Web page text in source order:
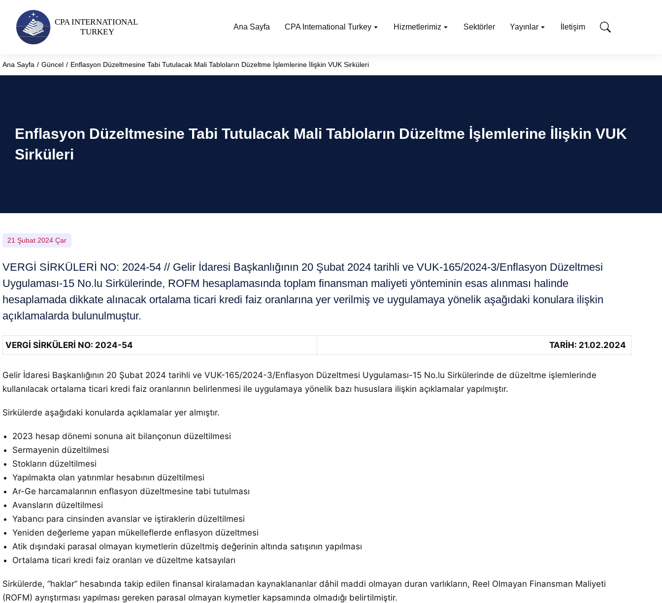
Ana Sayfa CPA International Turkey Hizmetlerimiz Sektörler Yayınlar İletişim
You are here:
Ana Sayfa Güncel Enflasyon Düzeltmesine Tabi Tutulacak Mali Tabloların Düzeltme İşlemlerine İlişkin VUK Sirküleri
Enflasyon Düzeltmesine Tabi Tutulacak Mali Tabloların Düzeltme İşlemlerine İlişkin VUK
Sirküleri
21 Şubat 2024 Çar
VERGİ SİRKÜLERİ NO: 2024-54 // Gelir İdaresi Başkanlığının 20 Şubat 2024 tarihli ve VUK-165/2024-3/Enflasyon Düzeltmesi
Uygulaması-15 No.lu Sirkülerinde, ROFM hesaplamasında toplam finansman maliyeti yönteminin esas alınması halinde
hesaplamada dikkate alınacak ortalama ticari kredi faiz oranlarına yer verilmiş ve uygulamaya yönelik aşağıdaki konulara ilişkin
açıklamalarda bulunulmuştur.
VERGİ SİRKÜLERİ NO: 2024-54 TARİH: 21.02.2024
Gelir İdaresi Başkanlığının 20 Şubat 2024 tarihli ve VUK-165/2024-3/Enflasyon Düzeltmesi Uygulaması-15 No.lu Sirkülerinde de düzeltme işlemlerinde
kullanılacak ortalama ticari kredi faiz oranlarının belirlenmesi ile uygulamaya yönelik bazı hususlara ilişkin açıklamalar yapılmıştır.
Sirkülerde aşağıdaki konularda açıklamalar yer almıştır.
2023 hesap dönemi sonuna ait bilançonun düzeltilmesi
Sermayenin düzeltilmesi
Stokların düzeltilmesi
Yapılmakta olan yatırımlar hesabının düzeltilmesi
Ar-Ge harcamalarının enflasyon düzeltmesine tabi tutulması
Avansların düzeltilmesi
Yabancı para cinsinden avanslar ve iştiraklerin düzeltilmesi
Yeniden değerleme yapan mükelleflerde enflasyon düzeltmesi
Atik dışındaki parasal olmayan kıymetlerin düzeltmiş değerinin altında satışının yapılması
Ortalama ticari kredi faiz oranları ve düzeltme katsayıları
Sirkülerde, “haklar” hesabında takip edilen finansal kiralamadan kaynaklananlar dâhil maddi olmayan duran varlıkların, Reel Olmayan Finansman Maliyeti
(ROFM) ayrıştırması yapılması gereken parasal olmayan kıymetler kapsamında olmadığı belirtilmiştir.